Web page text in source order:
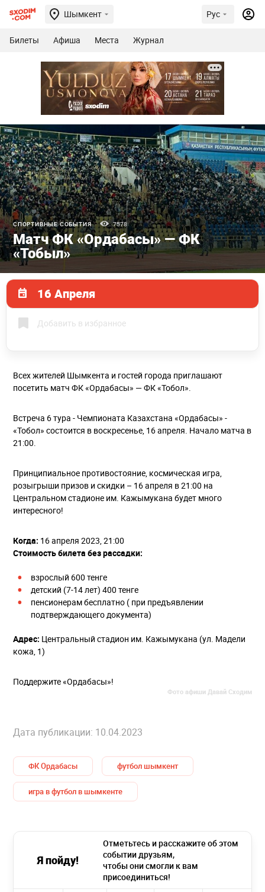
Шымкент Рус
Билеты Афиша Места Журнал
СПОРТИВНЫЕ СОБЫТИЯ 7578
Матч ФК «Ордабасы» — ФК
«Тобыл»
16 Апреля
Добавить в избранное
Всех жителей Шымкента и гостей города приглашают
посетить матч ФК «Ордабасы» — ФК «Тобол».
Встреча 6 тура - Чемпионата Казахстана «Ордабасы» -
«Тобол» состоится в воскресенье, 16 апреля. Начало матча в
21:00.
Принципиальное противостояние, космическая игра,
розыгрыши призов и скидки – 16 апреля в 21:00 на
Центральном стадионе им. Кажымукана будет много
интересного!
Когда: 16 апреля 2023, 21:00
Стоимость билета без рассадки:
взрослый 600 тенге
детский (7-14 лет) 400 тенге
пенсионерам бесплатно ( при предъявлении
подтверждающего документа)
Адрес: Центральный стадион им. Кажымукана (ул. Мадели
кожа, 1)
Поддержите «Ордабасы»!
Фото афиши Давай Сходим
Дата публикации: 10.04.2023
ФК Ордабасы футбол шымкент
игра в футбол в шымкенте
Я пойду!
Отметьтесь и расскажите об этом
событии друзьям,
чтобы они смогли к вам
присоединиться!